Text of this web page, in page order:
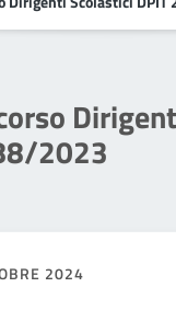
2023
2024